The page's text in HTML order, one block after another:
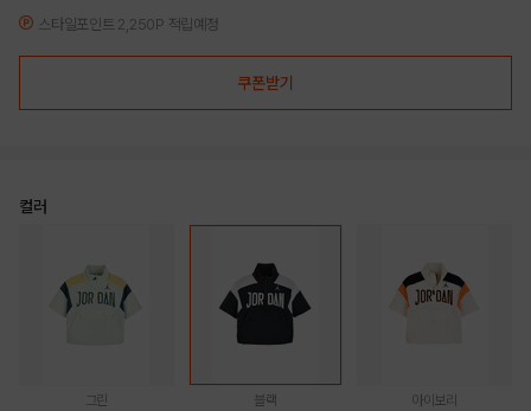
스타일포인트 2,250P 적립예정
쿠폰받기
컬러
그린 블랙 아이보리